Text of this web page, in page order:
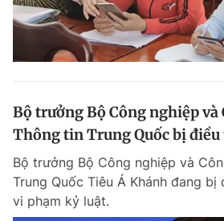
Bộ trưởng Bộ Công nghiệp và
Thông tin Trung Quốc bị điều
Bộ trưởng Bộ Công nghiệp và
Trung Quốc Tiêu Á Khánh đang
vi phạm kỷ luật.